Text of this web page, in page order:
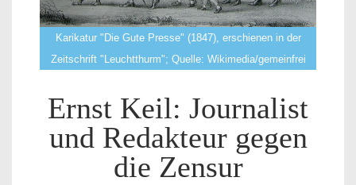
Karikatur "Die Gute Presse" (1847), erschienen in der
Zeitschrift "Leuchtthurm"; Quelle: Wikimedia/gemeinfrei
Ernst Keil: Journalist
und Redakteur gegen
die Zensur